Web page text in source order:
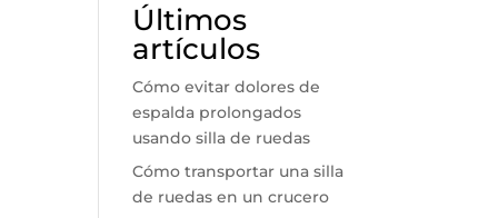
Últimos
artículos
Cómo evitar dolores de
espalda prolongados
usando silla de ruedas
Cómo transportar una silla
de ruedas en un crucero